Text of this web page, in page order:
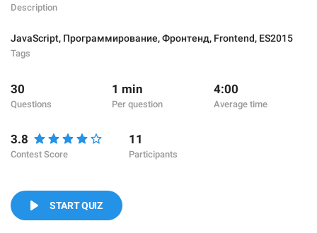
Description
JavaScript, Программирование,Фронтенд, Frontend, ES2015
Tags
30
Questions
1 min
Per question
4:00
Average time
3.8
Contest Score
11
Participants
START QUIZ